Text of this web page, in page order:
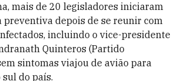
mais de 20 legisladores iniciaram
preventiva depois de se reunir com
incluindo o vice-presidente
Quinteros (Partido
sintomas viajou de avião para
do país.